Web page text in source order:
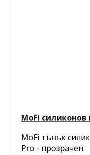
MoFi силиконов
MoFi тънък
Pro - прозрачен